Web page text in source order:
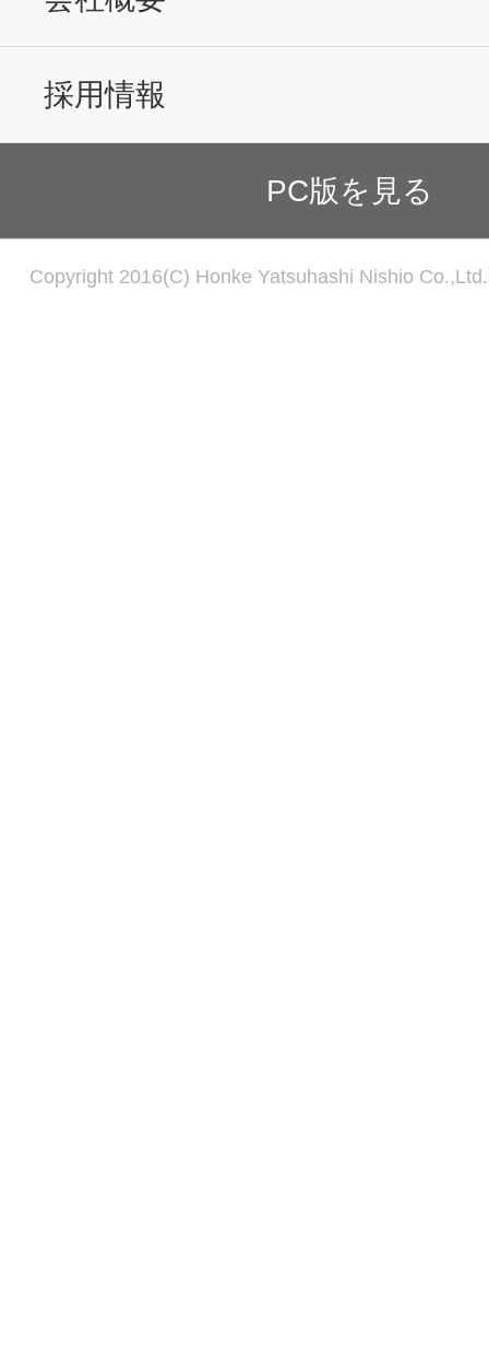
採用情報
PC版を見る
Copyright 2016(C) Honke Yatsuhashi Nishio